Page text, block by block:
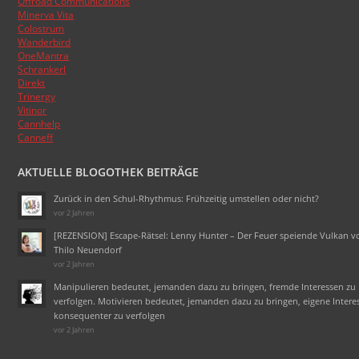
Minerva Vita
Colostrum
Wanderbird
OneMantra
Schrankerl
Direkt
Trinergy
Vitinor
Cannhelp
Canneff
AKTUELLE BLOGOTHEK BEITRÄGE
Zurück in den Schul-Rhythmus: Frühzeitig umstellen oder nicht?
vor 2 Jahren
[REZENSION] Escape-Rätsel: Lenny Hunter – Der Feuer speiende Vulkan
Thilo Neuendorf
vor 2 Jahren
Manipulieren bedeutet, jemanden dazu zu bringen, fremde Interessen zu
verfolgen. Motivieren bedeutet, jemanden dazu zu bringen, eigene
konsequenter zu verfolgen
vor 2 Jahren